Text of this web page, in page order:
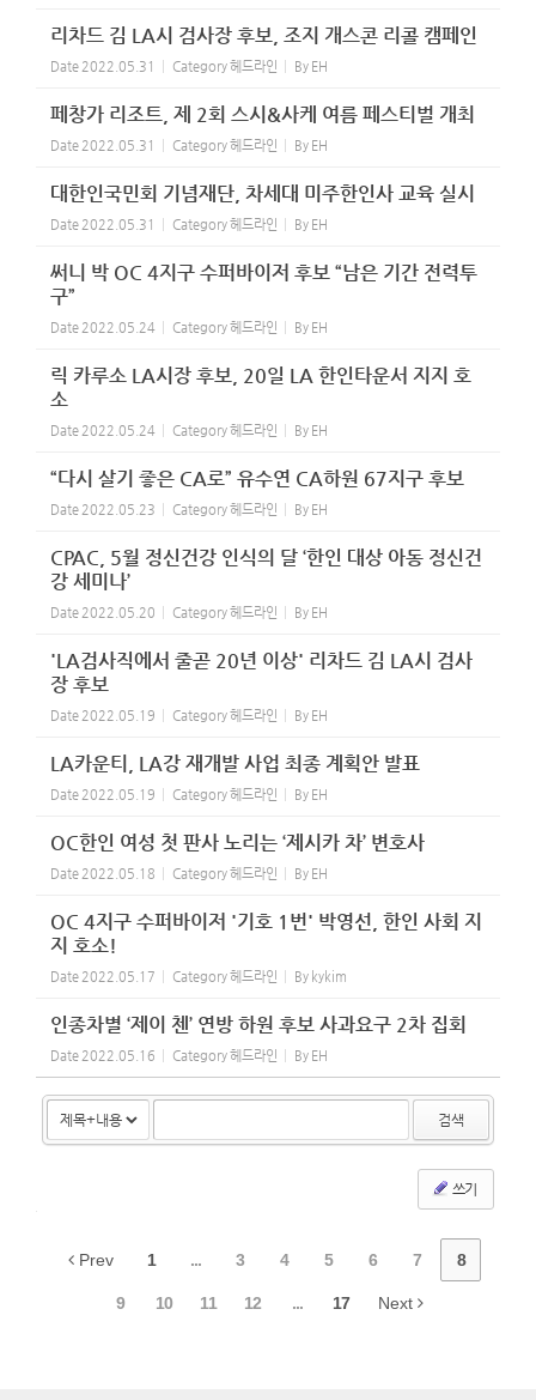
리차드 김 LA시 검사장 후보, 조지 개스콘 리콜 캠페인
Date 2022.05.31 Category헤드라인 By EH
페창가 리조트, 제 2회 스시&사케 여름 페스티벌 개최
Date 2022.05.31 Category헤드라인 By EH
대한인국민회 기념재단, 차세대 미주한인사 교육 실시
Date 2022.05.31 Category헤드라인 By EH
써니 박 OC 4지구 수퍼바이저 후보 “남은 기간 전력투
구”
Date 2022.05.24 Category헤드라인 By EH
릭 카루소 LA시장 후보, 20일 LA 한인타운서 지지 호
소
Date 2022.05.24 Category헤드라인 By EH
“다시 살기 좋은 CA로” 유수연 CA하원 67지구 후보
Date 2022.05.23 Category헤드라인 By EH
CPAC, 5월 정신건강 인식의 달 ‘한인 대상 아동 정신건
강 세미나’
Date 2022.05.20 Category헤드라인 By EH
'LA검사직에서 줄곧 20년 이상' 리차드 김 LA시 검사
장 후보
Date 2022.05.19 Category헤드라인 By EH
LA카운티, LA강 재개발 사업 최종 계획안 발표
Date 2022.05.19 Category헤드라인 By EH
OC한인 여성 첫 판사 노리는 ‘제시카 차’ 변호사
Date 2022.05.18 Category헤드라인 By EH
OC 4지구 수퍼바이저 '기호 1번' 박영선, 한인 사회 지
지 호소!
Date 2022.05.17 Category헤드라인 By kykim
인종차별 ‘제이 첸’ 연방 하원 후보 사과요구 2차 집회
Date 2022.05.16 Category헤드라인 By EH
검색
쓰기
Prev 1 ... 3 4 5 6 7 8
9 10 11 12 ... 17 Next